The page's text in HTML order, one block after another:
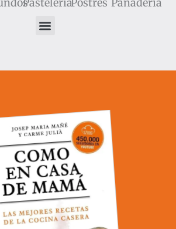
PasteleríaPostres Panadería